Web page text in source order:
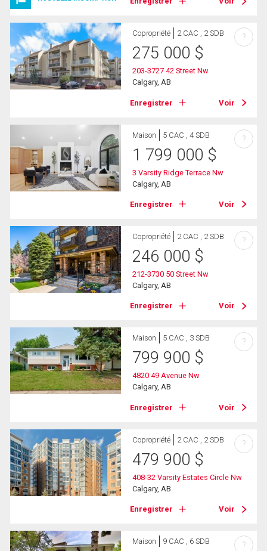
Copropriété 2 CAC , 2 SDB
275 000 $
203-3727 42 Street Nw
Calgary, AB
Enregistrer Voir
?
Maison 5 CAC , 4 SDB
1 799 000 $
3 Varsity Ridge Terrace Nw
Calgary, AB
Enregistrer Voir
?
Copropriété 2 CAC , 2 SDB
246 000 $
212-3730 50 Street Nw
Calgary, AB
Enregistrer Voir
?
Maison 5 CAC , 3 SDB
799 900 $
4820 49 Avenue Nw
Calgary, AB
Enregistrer Voir
?
Copropriété 2 CAC , 2 SDB
479 900 $
408-32 Varsity Estates Circle Nw
Calgary, AB
Enregistrer Voir
?
Maison 9 CAC , 6 SDB ?